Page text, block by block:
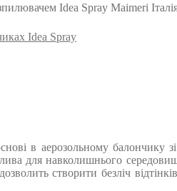
Idea Spray Maimeri Італія
Idea Spray
в аерозольному балончику
для навколишнього
створити безліч